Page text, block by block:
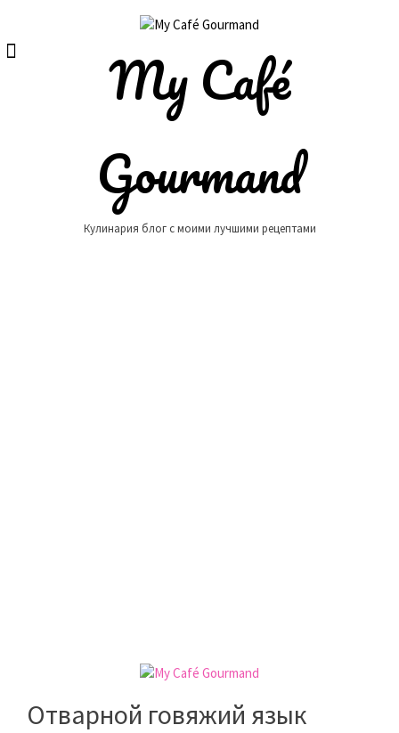
content
My Café
Gourmand
Кулинария блог с моими лучшими рецептами
Отварной говяжий язык